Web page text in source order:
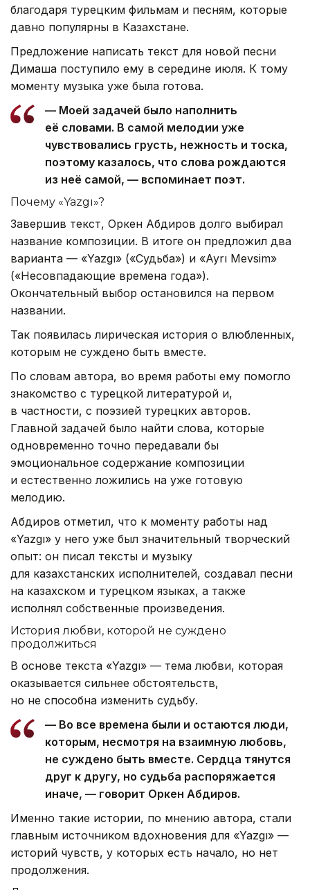
благодаря турецким фильмам и песням, которые
давно популярны в Казахстане.
Предложение написать текст для новой песни
Димаша поступило ему в середине июля. К тому
моменту музыка уже была готова.
— Моей задачей было наполнить
её словами. В самой мелодии уже
чувствовались грусть, нежность и тоска,
поэтому казалось, что слова рождаются
из неё самой, — вспоминает поэт.
Почему «Yazgı»?
Завершив текст, Оркен Абдиров долго выбирал
название композиции. В итоге он предложил два
варианта — «Yazgı» («Судьба») и «Ayrı Mevsim»
(«Несовпадающие времена года»).
Окончательный выбор остановился на первом
названии.
Так появилась лирическая история о влюбленных,
которым не суждено быть вместе.
По словам автора, во время работы ему помогло
знакомство с турецкой литературой и,
в частности, с поэзией турецких авторов.
Главной задачей было найти слова, которые
одновременно точно передавали бы
эмоциональное содержание композиции
и естественно ложились на уже готовую
мелодию.
Абдиров отметил, что к моменту работы над
«Yazgı» у него уже был значительный творческий
опыт: он писал тексты и музыку
для казахстанских исполнителей, создавал песни
на казахском и турецком языках, а также
исполнял собственные произведения.
История любви, которой не суждено
продолжиться
В основе текста «Yazgı» — тема любви, которая
оказывается сильнее обстоятельств,
но не способна изменить судьбу.
— Во все времена были и остаются люди,
которым, несмотря на взаимную любовь,
не суждено быть вместе. Сердца тянутся
друг к другу, но судьба распоряжается
иначе, — говорит Оркен Абдиров.
Именно такие истории, по мнению автора, стали
главным источником вдохновения для «Yazgı» —
историй чувств, у которых есть начало, но нет
продолжения.